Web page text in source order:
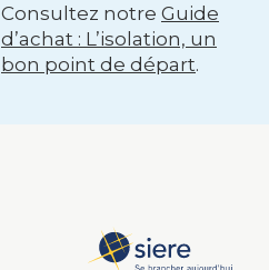
Consultez notre Guide
d’achat : L’isolation, un
bon point de départ.